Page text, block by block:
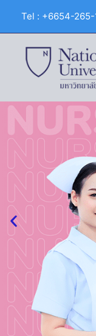
Tel : +6654-265-